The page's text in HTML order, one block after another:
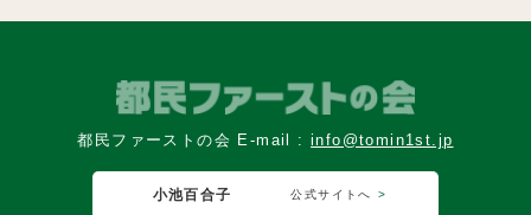
都民ファーストの会 E-mail :info@tomin1st.jp
小池百合子 公式サイトへ